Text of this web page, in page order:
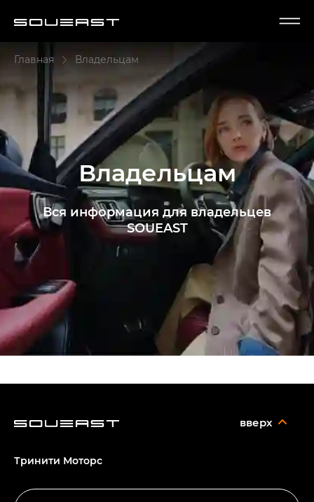
Главная Владельцам
Владельцам
Вся информация для владельцев
SOUEAST
вверх
Тринити Моторс